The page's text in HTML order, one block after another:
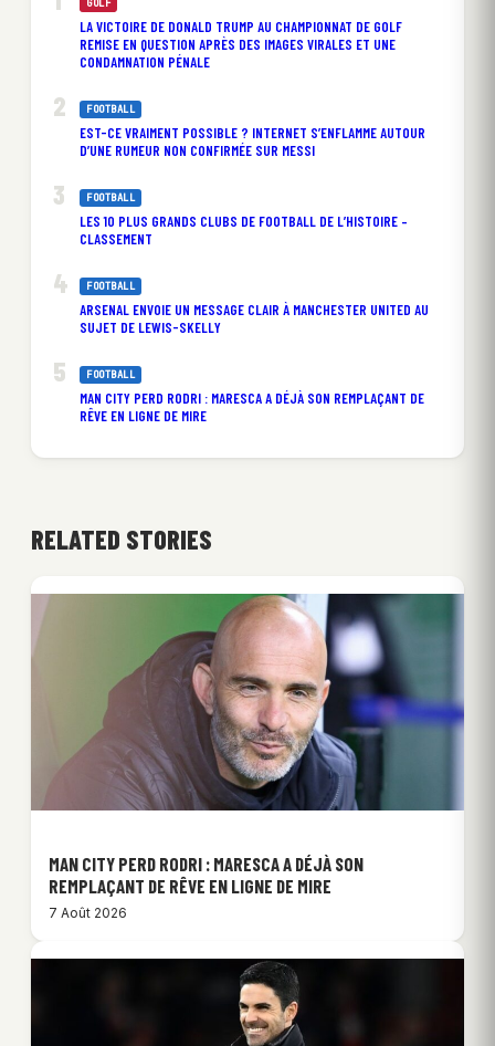
GOLF
LA VICTOIRE DE DONALD TRUMP AU CHAMPIONNAT DE GOLF
REMISE EN QUESTION APRÈS DES IMAGES VIRALES ET UNE
CONDAMNATION PÉNALE
FOOTBALL
EST-CE VRAIMENT POSSIBLE ? INTERNET S’ENFLAMME AUTOUR
D’UNE RUMEUR NON CONFIRMÉE SUR MESSI
FOOTBALL
LES 10 PLUS GRANDS CLUBS DE FOOTBALL DE L’HISTOIRE –
CLASSEMENT
FOOTBALL
ARSENAL ENVOIE UN MESSAGE CLAIR À MANCHESTER UNITED AU
SUJET DE LEWIS-SKELLY
FOOTBALL
MAN CITY PERD RODRI : MARESCA A DÉJÀ SON REMPLAÇANT DE
RÊVE EN LIGNE DE MIRE
RELATED STORIES
MAN CITY PERD RODRI : MARESCA A DÉJÀ SON
REMPLAÇANT DE RÊVE EN LIGNE DE MIRE
7 Août 2026